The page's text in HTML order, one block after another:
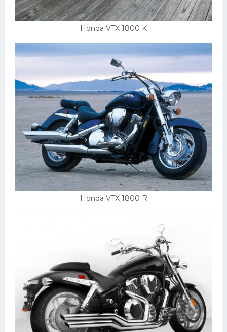
Honda VTX 1800 K
Honda VTX 1800 R